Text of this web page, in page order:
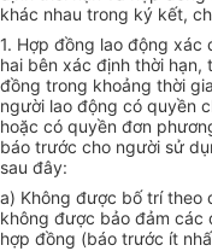
khác nhau trong ký kết,
1. Hợp đồng lao động
hai bên xác định thời hạn,
đồng trong khoảng thời
người lao động có quyền
hoặc có quyền đơn
báo trước cho người sử
sau đây:
a) Không được bố trí theo
không được bảo đảm các
hợp đồng (báo trước ít